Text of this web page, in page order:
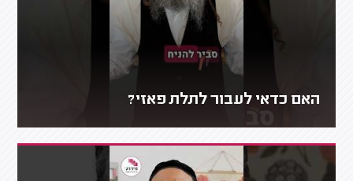
האם כדאי לעבור לתלת פאזי?